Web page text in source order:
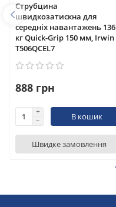
Струбцина
швидкозатискна для
середніх навантажень 136
кг Quick-Grip 150 мм, Irwin
T506QCEL7
888 грн
В кошик
Швидке замовлення